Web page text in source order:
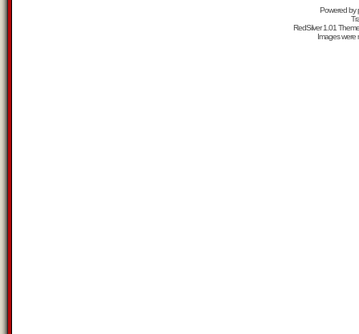
Powered by
RedSilver 1.01
Images were